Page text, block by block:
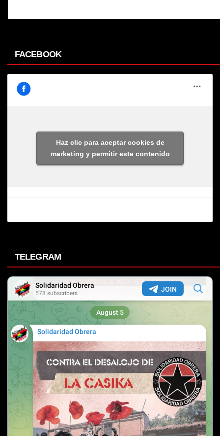
FACEBOOK
Haz clic para aceptar cookies de
marketing y permitir este contenido
TELEGRAM